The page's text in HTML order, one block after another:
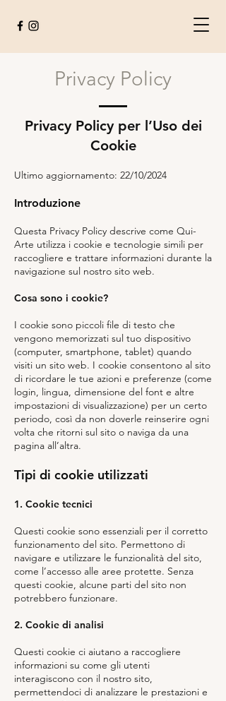
Privacy Policy
Privacy Policy per l’Uso dei
Cookie
Ultimo aggiornamento: 22/10/2024
Introduzione
Questa Privacy Policy descrive come Qui-
Arte utilizza i cookie e tecnologie simili per
raccogliere e trattare informazioni durante la
navigazione sul nostro sito web.
Cosa sono i cookie?
I cookie sono piccoli file di testo che
vengono memorizzati sul tuo dispositivo
(computer, smartphone, tablet) quando
visiti un sito web. I cookie consentono al sito
di ricordare le tue azioni e preferenze (come
login, lingua, dimensione del font e altre
impostazioni di visualizzazione) per un certo
periodo, così da non doverle reinserire ogni
volta che ritorni sul sito o naviga da una
pagina all’altra.
Tipi di cookie utilizzati
1. Cookie tecnici
Questi cookie sono essenziali per il corretto
funzionamento del sito. Permettono di
navigare e utilizzare le funzionalità del sito,
come l’accesso alle aree protette. Senza
questi cookie, alcune parti del sito non
potrebbero funzionare.
2. Cookie di analisi
Questi cookie ci aiutano a raccogliere
informazioni su come gli utenti
interagiscono con il nostro sito,
permettendoci di analizzare le prestazioni e